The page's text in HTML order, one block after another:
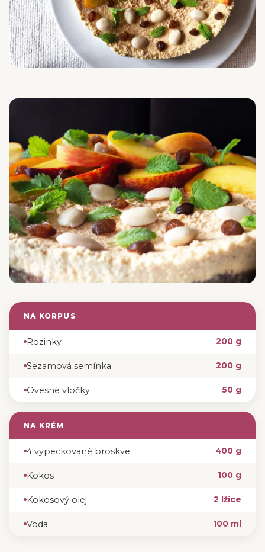
NA KORPUS
Rozinky 200 g
Sezamová semínka 200 g
Ovesné vločky 50 g
NA KRÉM
4 vypeckované broskve 400 g
Kokos 100 g
Kokosový olej 2 lžíce
Voda 100 ml